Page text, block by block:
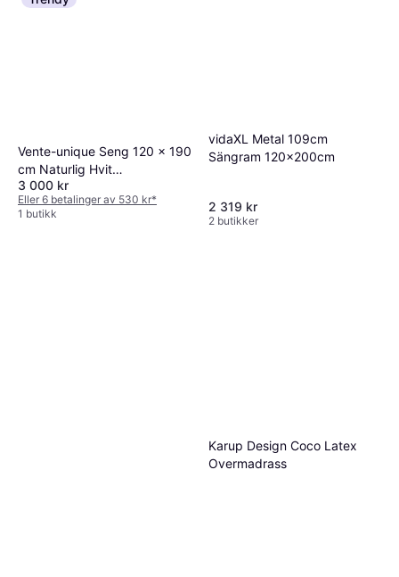
Vente-unique Seng 120 x 190
cm Naturlig Hvit
Rammemadrass
3 000 kr
Eller 6 betalinger av 530 kr*
1 butikk
vidaXL Metal 109cm
Sängram 120x200cm
2 319 kr
2 butikker
Karup Design Coco Latex
Overmadrass